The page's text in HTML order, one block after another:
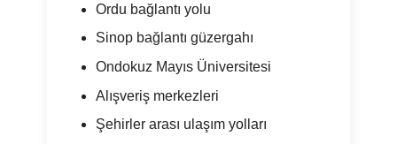
Ordu bağlantı yolu
Sinop bağlantı güzergahı
Ondokuz Mayıs Üniversitesi
Alışveriş merkezleri
Şehirler arası ulaşım yolları